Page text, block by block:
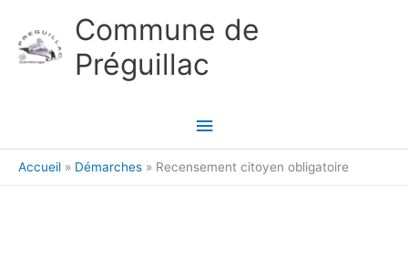
Commune de
Préguillac
Menu
principal
Accueil Démarches Recensement citoyen obligatoire